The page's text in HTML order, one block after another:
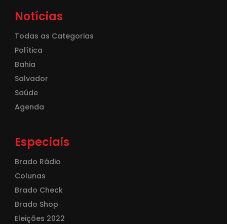
Notícias
Todas as Categorias
Política
Bahia
Salvador
Saúde
Agenda
Especiais
Brado Rádio
Colunas
Brado Check
Brado Shop
Eleições 2022